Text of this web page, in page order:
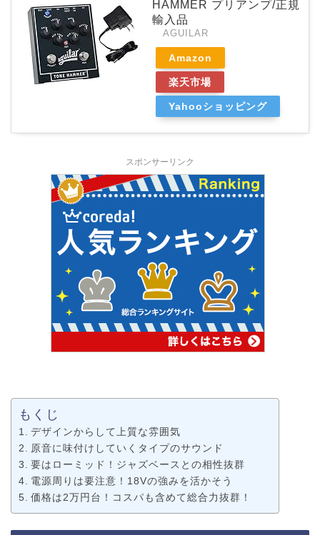
HAMMER プリアンプ/正規
輸入品
AGUILAR
Amazon
楽天市場
Yahooショッピング
スポンサーリンク
もくじ
デザインからして上質な雰囲気
原音に味付けしていくタイプのサウンド
要はローミッド！ジャズベースとの相性抜群
電源周りは要注意！18Vの強みを活かそう
価格は2万円台！コスパも含めて総合力抜群！